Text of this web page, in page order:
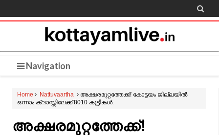

Navigation
Home Nattuvaartha
അക്ഷരമുറ്റത്തേക്ക്! കോട്ടയം ജില്ലയിൽ
ഒന്നാം ക്ലാസ്സിലേക്ക് 8010 കുട്ടികൾ.
അക്ഷരമുറ്റത്തേക്ക്!